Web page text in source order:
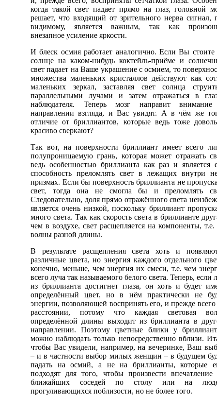
когда такой свет падает прямо на глаз, головной
решает, что входящий от зрительного нерва сигнал,
видимому, является важным, так как
внезапное усиление яркости.
И блеск осмия работает аналогично. Если Вы стоите
солнце на каком-нибудь коктейль-приёме и
свет падает на Ваше украшение с осмием, то
множества маленьких кристаллов действуют как
маленьких зеркал, заставляя свет солнца
параллельными лучами и затем отражаться в
наблюдателя. Теперь мозг направит
направлении взгляда, и Вас увидят. А в чём же
отличие от бриллиантов, которые ведь тоже
красиво сверкают?
Так вот, на поверхности бриллиант имеет всего
полупроницаемую грань, которая может отражать
ведь особенностью бриллианта как раз и является
способность преломлять свет в лежащих внутри
призмах. Если бы поверхность бриллианта не
свет, тогда она не смогла бы и преломлять
Следовательно, доля прямо отражённого света
является очень низкой, поскольку бриллиант
много света. Так как скорость света в бриллианте
чем в воздухе, свет расщепляется на компоненты, т.е.
волны разной длины.
В результате расщепления света хоть и
различные цвета, но энергия каждого отдельного
конечно, меньше, чем энергия их смеси, т.е. чем
всего луча так называемого белого света. Теперь, если
из бриллианта достигнет глаза, он хоть и будет
определённый цвет, но в нём практически не
энергии, позволяющей воспринять его, и прежде всего
расстоянии, потому что каждая световая
определённой длины выходит из бриллианта в
направлении. Поэтому цветные блики у
можно наблюдать только непосредственно вблизи.
чтобы Вас увидели, например, на вечеринке, Ваш
– и в частности выбор милых женщин – в будущем
падать на осмий, а не на бриллианты, которые
подходят для того, чтобы произвести впечатление
ближайших соседей по столу или на
прогуливающихся поблизости, но не более того.